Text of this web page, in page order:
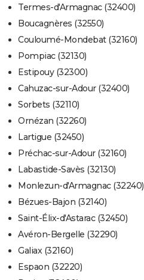
Termes-d'Armagnac (32400)
Boucagnères (32550)
Couloumé-Mondebat (32160)
Pompiac (32130)
Estipouy (32300)
Cahuzac-sur-Adour (32400)
Sorbets (32110)
Ornézan (32260)
Lartigue (32450)
Préchac-sur-Adour (32160)
Labastide-Savès (32130)
Monlezun-d'Armagnac (32240)
Bézues-Bajon (32140)
Saint-Élix-d'Astarac (32450)
Avéron-Bergelle (32290)
Galiax (32160)
Espaon (32220)